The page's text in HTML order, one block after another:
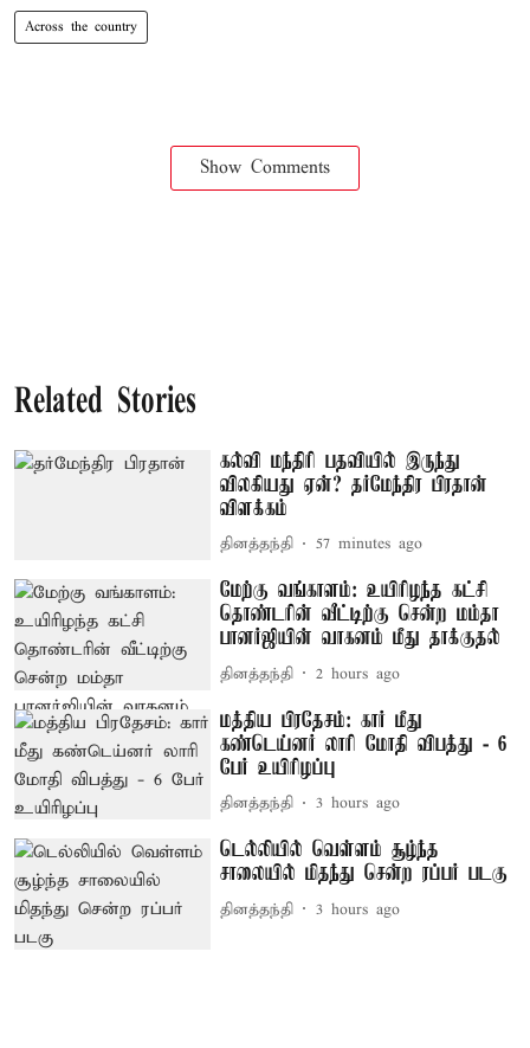
Across the country
Show Comments
Related Stories
கல்வி மந்திரி பதவியில் இருந்து
விலகியது ஏன்? தர்மேந்திர பிரதான்
விளக்கம்
தினத்தந்தி 57 minutes ago
மேற்கு வங்காளம்: உயிரிழந்த கட்சி
தொண்டரின் வீட்டிற்கு சென்ற மம்தா
பானர்ஜியின் வாகனம் மீது தாக்குதல்
தினத்தந்தி 2 hours ago
மத்திய பிரதேசம்: கார் மீது
கண்டெய்னர் லாரி மோதி விபத்து - 6
பேர் உயிரிழப்பு
தினத்தந்தி 3 hours ago
டெல்லியில் வெள்ளம் சூழ்ந்த
சாலையில் மிதந்து சென்ற ரப்பர் படகு
தினத்தந்தி 3 hours ago